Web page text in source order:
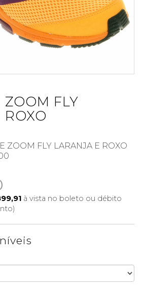
ZOOM FLY
ROXO
ZOOM FLY LARANJA E ROXO
à vista no boleto ou débito